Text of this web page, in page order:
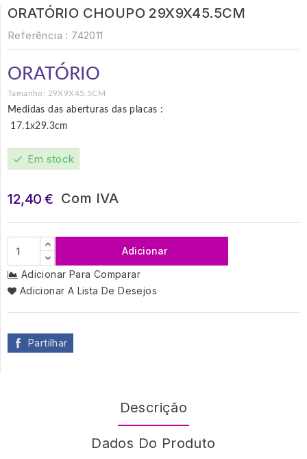
ORATÓRIO CHOUPO 29X9X45.5CM
Referência : 742011
ORATÓRIO
Tamanho: 29X9X45.5CM
Medidas das aberturas das placas :
17.1x29.3cm
check Em stock
12,40 € Com IVA
Adicionar
Adicionar Para Comparar
Adicionar A Lista De Desejos
Partilhar
Descrição
Dados Do Produto